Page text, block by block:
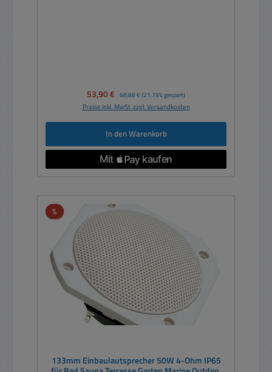
Verkaufspreis:
53,90 € Regulärer Preis:
68,88 € (21.75% gespart)
Preise inkl. MwSt. zzgl. Versandkosten
In den Warenkorb
%Rabatt
133mm Einbaulautsprecher 50W 4-Ohm IP65